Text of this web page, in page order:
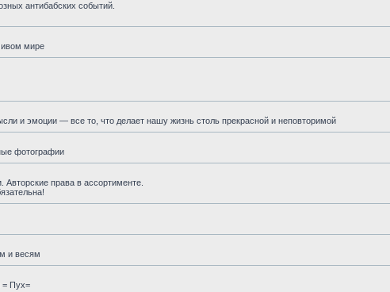
антибабских событий.
мире
и эмоции — все то, что делает нашу жизнь столь прекрасной и неповторимой
фотографии
права в ассортименте.
и весям
= Пух=